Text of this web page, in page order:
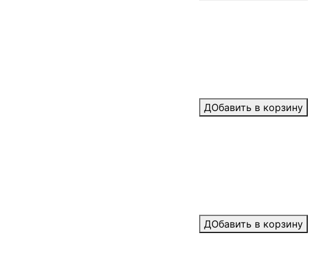
ДОбавить в корзину
ДОбавить в корзину